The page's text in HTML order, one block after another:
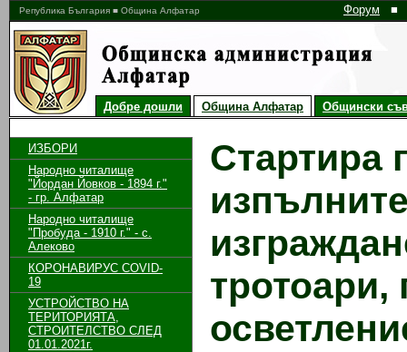
Република България ■ Община Алфатар Форум ■
Добре дошли Община Алфатар Общински
ИЗБОРИ
Народно читалище
"Йордан Йовков - 1894 г."
- гр. Алфатар
Народно читалище
"Пробуда - 1910 г." - с.
Алеково
КОРОНАВИРУС COVID-
19
УСТРОЙСТВО НА
ТЕРИТОРИЯТА,
СТРОИТЕЛСТВО СЛЕД
01.01.2021г.
Стартира